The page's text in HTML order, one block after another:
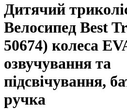
Дитячий
Велосипед Best
50674) колеса
озвучування та
підсвічування,
ручка